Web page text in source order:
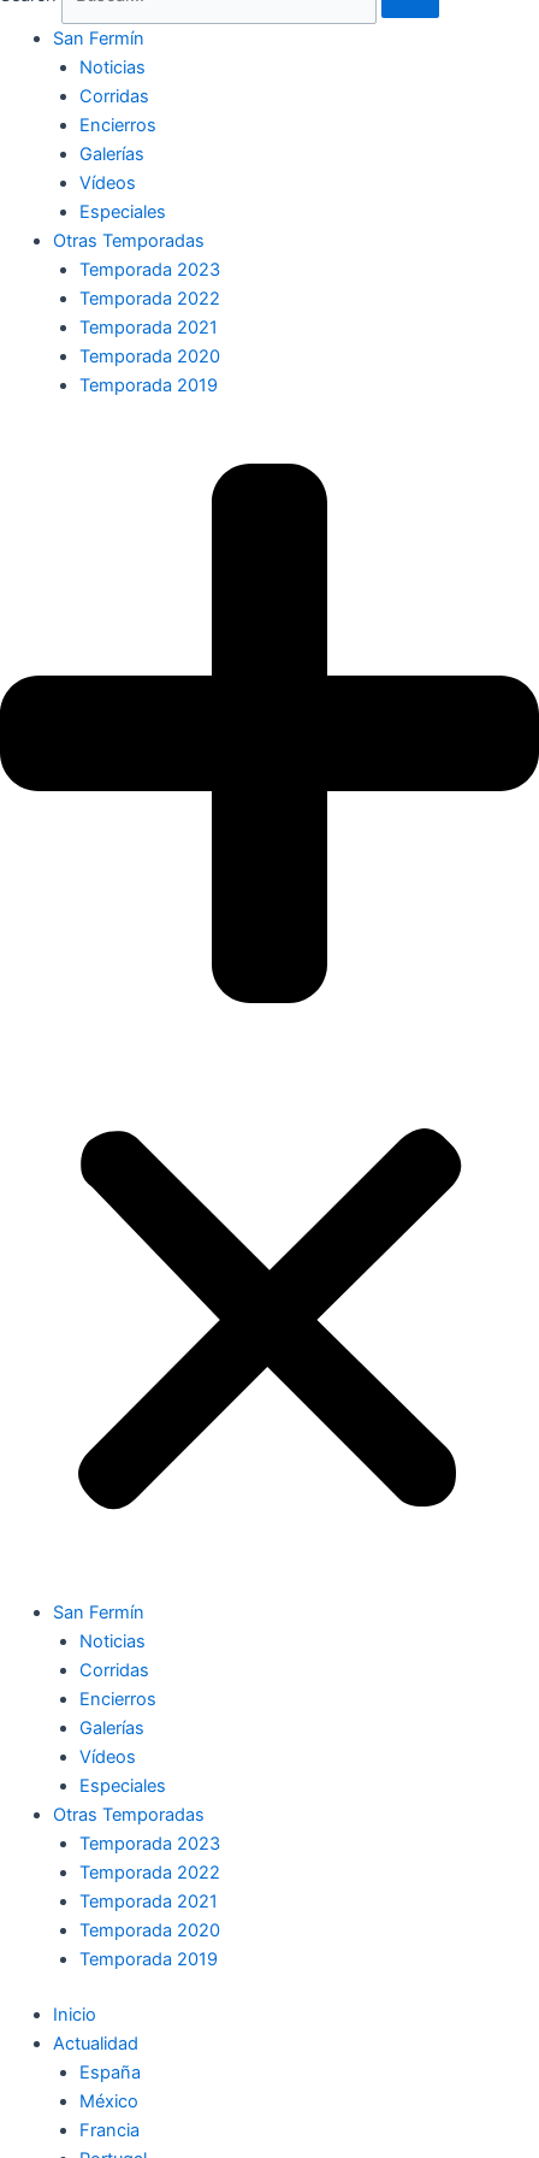
San Fermín
Noticias
Corridas
Encierros
Galerías
Vídeos
Especiales
Otras Temporadas
Temporada 2023
Temporada 2022
Temporada 2021
Temporada 2020
Temporada 2019
San Fermín
Noticias
Corridas
Encierros
Galerías
Vídeos
Especiales
Otras Temporadas
Temporada 2023
Temporada 2022
Temporada 2021
Temporada 2020
Temporada 2019
Inicio
Actualidad
España
México
Francia